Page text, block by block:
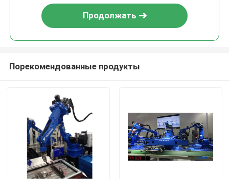
Продолжать
Порекомендованные продукты